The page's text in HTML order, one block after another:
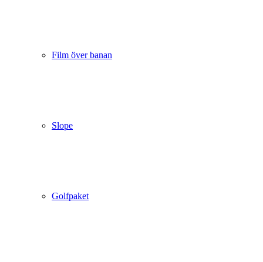
Film över banan
Slope
Golfpaket